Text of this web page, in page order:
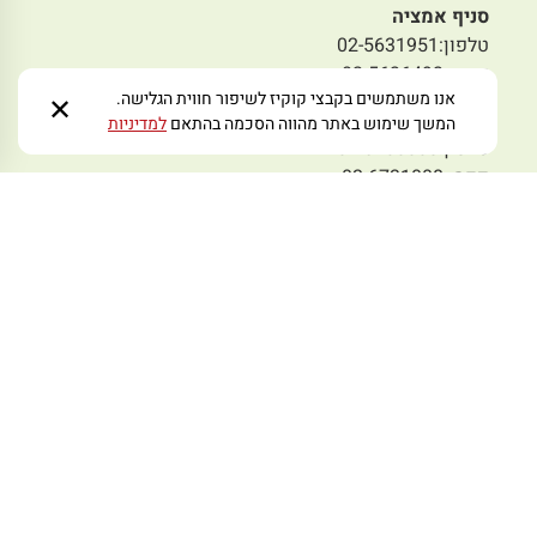
סניף אמציה
טלפון:02-5631951
פקס: 02-5636493
סניף תלפיות
טלפון:02-6730008
פקס: 02-6731008
אנו משתמשים בקבצי קוקיז לשיפור חווית הגלישה.
המשך שימוש באתר מהווה הסכמה בהתאםלמדיניות ✕